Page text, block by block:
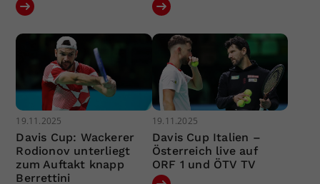
19.11.2025
Davis Cup: Wackerer
Rodionov unterliegt
zum Auftakt knapp
Berrettini
19.11.2025
Davis Cup Italien –
Österreich live auf
ORF 1 und ÖTV TV